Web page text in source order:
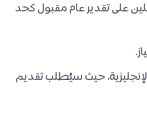
على تقدير عام مقبول كحد
حيث سيُطلب تقديم